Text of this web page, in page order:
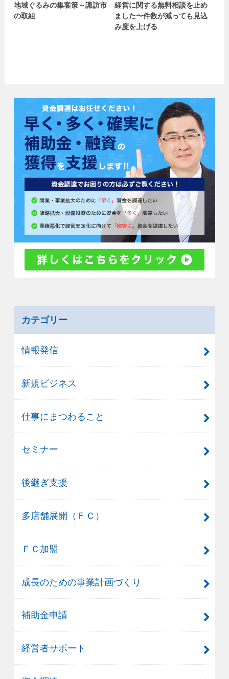
地域ぐるみの集客策～諏訪市
の取組
経営に関する無料相談を止め
ました〜件数が減っても見込
み度を上げる
カテゴリー
情報発信
新規ビジネス
仕事にまつわること
セミナー
後継ぎ支援
多店舗展開（ＦＣ）
ＦＣ加盟
成長のための事業計画づくり
補助金申請
経営者サポート